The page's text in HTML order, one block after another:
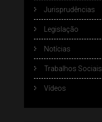
Jurisprudências
Legislação
Notícias
Trabalhos Sociais
Vídeos